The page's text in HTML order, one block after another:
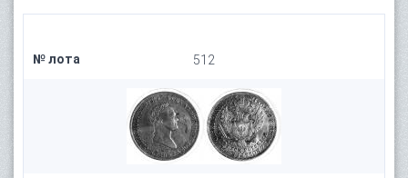
№ лота 512